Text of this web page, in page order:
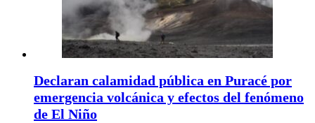
Declaran calamidad pública en Puracé por
emergencia volcánica y efectos del fenómeno
de El Niño